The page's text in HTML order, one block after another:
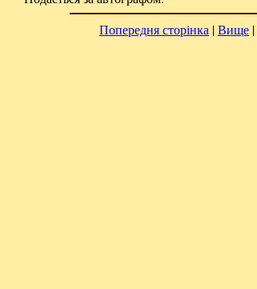
Попередня сторінка |Вище |